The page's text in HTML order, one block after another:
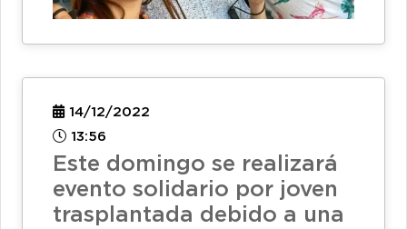
14/12/2022
13:56
Este domingo se realizará
evento solidario por joven
trasplantada debido a una